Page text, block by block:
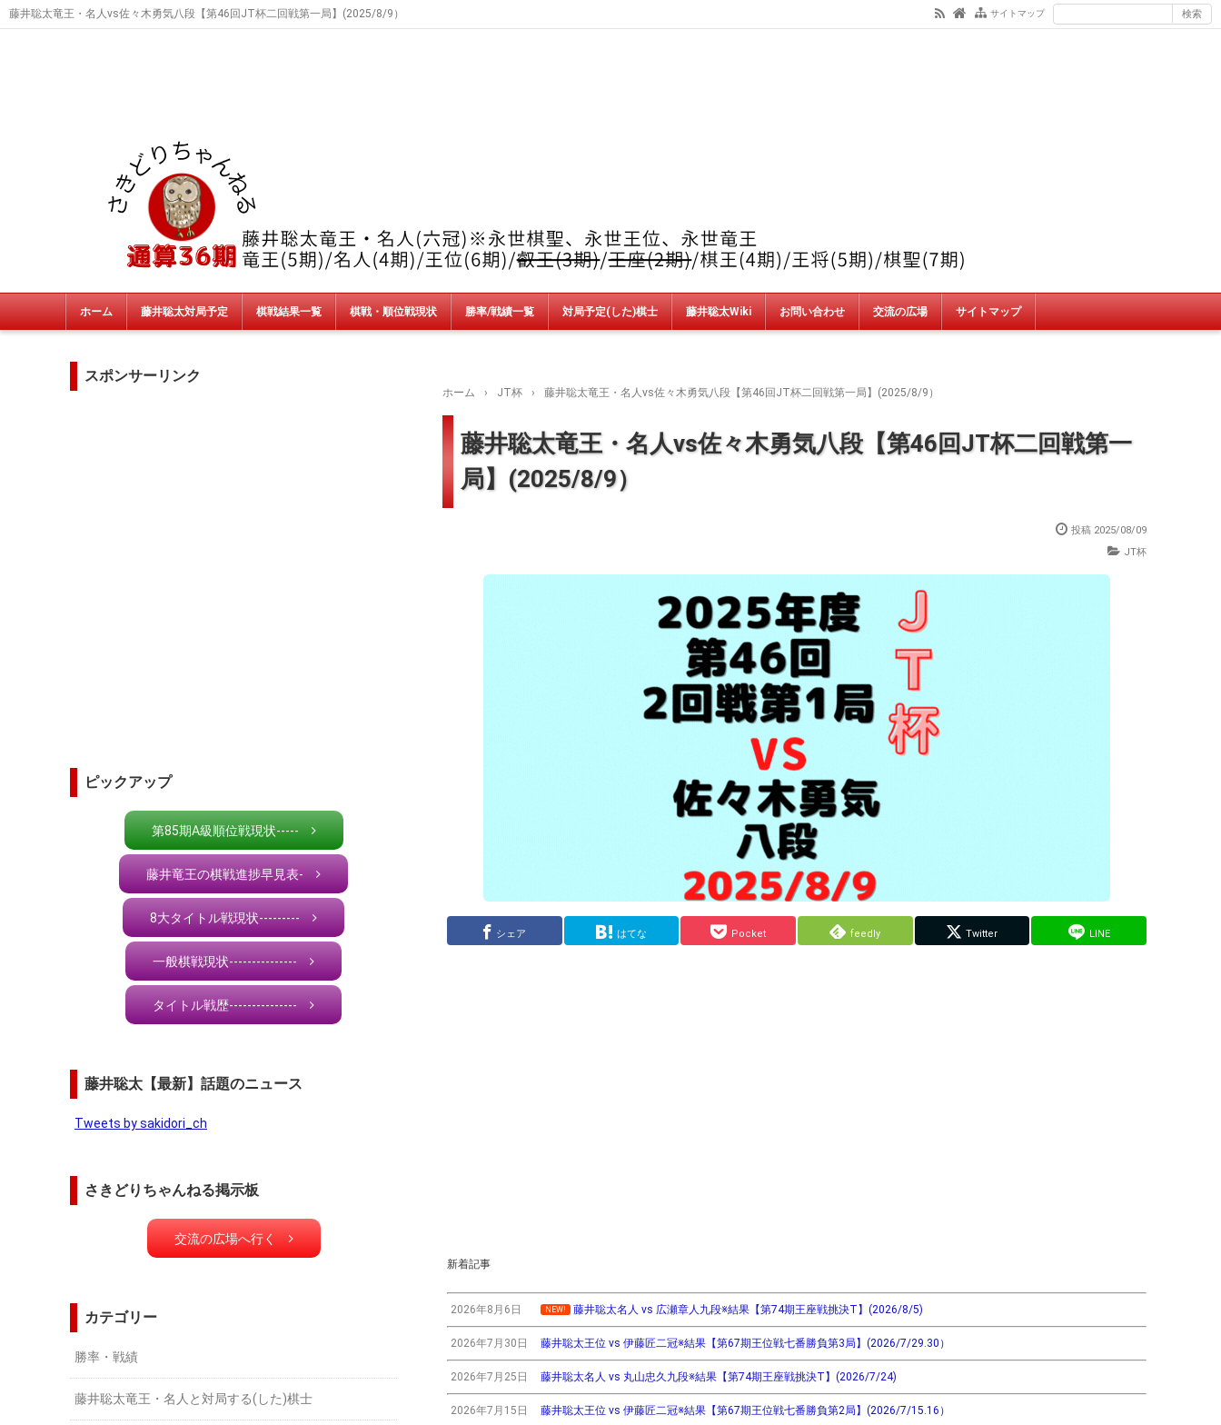
藤井聡太竜王・名人vs佐々木勇気八段【第46回JT杯二回戦第一局】(2025/8/9） サイトマップ
ホーム 藤井聡太対局予定 棋戦結果一覧 棋戦・順位戦現状 勝率/戦績一覧 対局予定(した)棋士 藤井聡太Wiki お問い合わせ 交流の広場 サイトマップ
ホーム › JT杯 › 藤井聡太竜王・名人vs佐々木勇気八段【第46回JT杯二回戦第一局】(2025/8/9）
藤井聡太竜王・名人vs佐々木勇気八段【第46回JT杯二回戦第一
局】(2025/8/9）
投稿 2025/08/09
JT杯
シェア はてな Pocket feedly Twitter LINE
新着記事
2026年8月6日 NEW! 藤井聡太名人 vs 広瀬章人九段※結果【第74期王座戦挑決T】(2026/8/5)
2026年7月30日 藤井聡太王位 vs 伊藤匠二冠※結果【第67期王位戦七番勝負第3局】(2026/7/29.30）
2026年7月25日 藤井聡太名人 vs 丸山忠久九段※結果【第74期王座戦挑決T】(2026/7/24)
2026年7月15日 藤井聡太王位 vs 伊藤匠二冠※結果【第67期王位戦七番勝負第2局】(2026/7/15.16）
スポンサーリンク
ピックアップ
第85期A級順位戦現状-----
藤井竜王の棋戦進捗早見表-
8大タイトル戦現状---------
一般棋戦現状---------------
タイトル戦歴---------------
藤井聡太【最新】話題のニュース
Tweets by sakidori_ch
さきどりちゃんねる掲示板
交流の広場へ行く
カテゴリー
勝率・戦績
藤井聡太竜王・名人と対局する(した)棋士